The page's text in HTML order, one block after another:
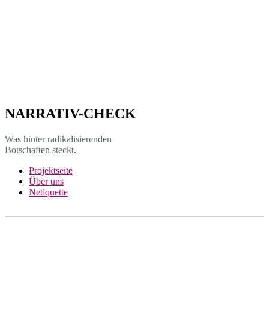
NARRATIV-CHECK
Was hinter radikalisierenden
Botschaften steckt.
Projekt­seite
Über uns
Netiquette